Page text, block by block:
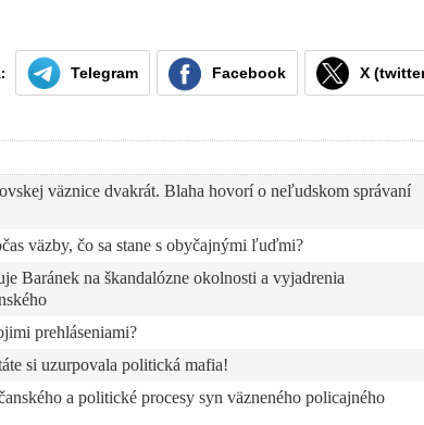
Telegram Facebook X
väznice dvakrát. Blaha hovorí o neľudskom správaní
väzby, čo sa stane s obyčajnými ľuďmi?
Baránek na škandalózne okolnosti a vyjadrenia
prehláseniami?
si uzurpovala politická mafia!
a politické procesy syn väzneného policajného